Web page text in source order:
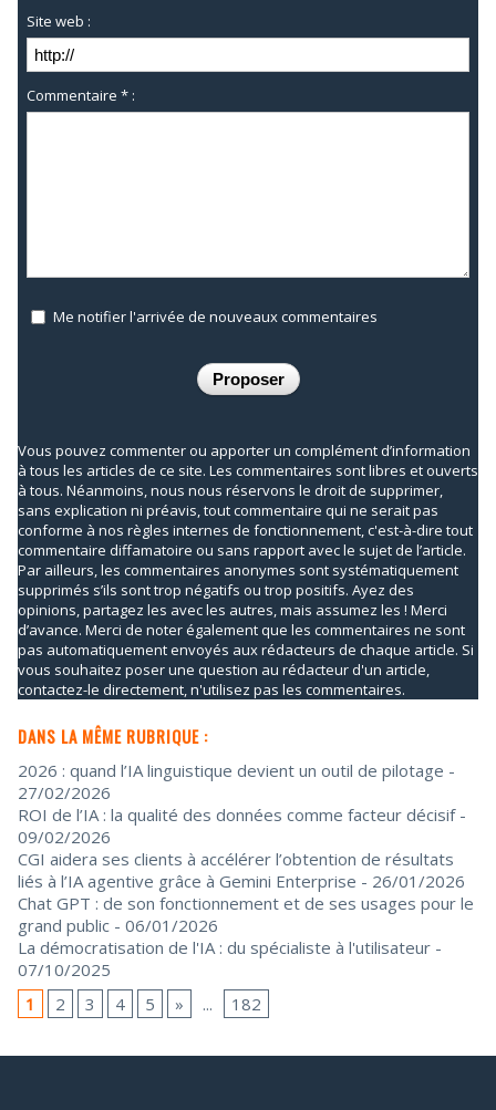
Site web :
Commentaire * :
Me notifier l'arrivée de nouveaux commentaires
Vous pouvez commenter ou apporter un complément d’information
à tous les articles de ce site. Les commentaires sont libres et ouverts
à tous. Néanmoins, nous nous réservons le droit de supprimer,
sans explication ni préavis, tout commentaire qui ne serait pas
conforme à nos règles internes de fonctionnement, c'est-à-dire tout
commentaire diffamatoire ou sans rapport avec le sujet de l’article.
Par ailleurs, les commentaires anonymes sont systématiquement
supprimés s’ils sont trop négatifs ou trop positifs. Ayez des
opinions, partagez les avec les autres, mais assumez les ! Merci
d’avance. Merci de noter également que les commentaires ne sont
pas automatiquement envoyés aux rédacteurs de chaque article. Si
vous souhaitez poser une question au rédacteur d'un article,
contactez-le directement, n'utilisez pas les commentaires.
DANS LA MÊME RUBRIQUE :
2026 : quand l’IA linguistique devient un outil de pilotage -
27/02/2026
ROI de l’IA : la qualité des données comme facteur décisif -
09/02/2026
CGI aidera ses clients à accélérer l’obtention de résultats
liés à l’IA agentive grâce à Gemini Enterprise - 26/01/2026
Chat GPT : de son fonctionnement et de ses usages pour le
grand public - 06/01/2026
La démocratisation de l'IA : du spécialiste à l'utilisateur -
07/10/2025
1
2 3 4 5 » ... 182